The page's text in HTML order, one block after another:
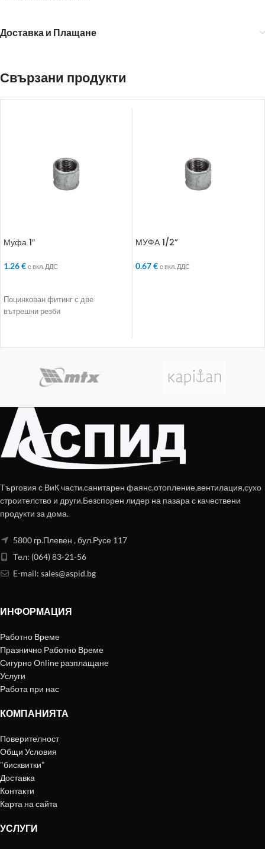
Доставка и Плащане
Свързани продукти
Муфа 1″
1.26€ с вкл. ДДС
Поцинкован фитинг с две
вътрешни резби
МУФА 1/2”
0.67€ с вкл. ДДС
Търговия с ВиК части,санитарен фаянс,отопление,вентилация,сухо
строителство и други.Безспорен лидер на пазара с качествени
продукти за дома.
5800 гр.Плевен , бул.Русе 117
Тел: (064) 83-21-56
E-mail: sales@aspid.bg
ИНФОРМАЦИЯ
Работно Време
Празнично Работно Време
Сигурно Online разплащане
Услуги
Работа при нас
КОМПАНИЯТА
Поверителност
Общи Условия
"бисквитки"
Доставка
Контакти
Карта на сайта
УСЛУГИ